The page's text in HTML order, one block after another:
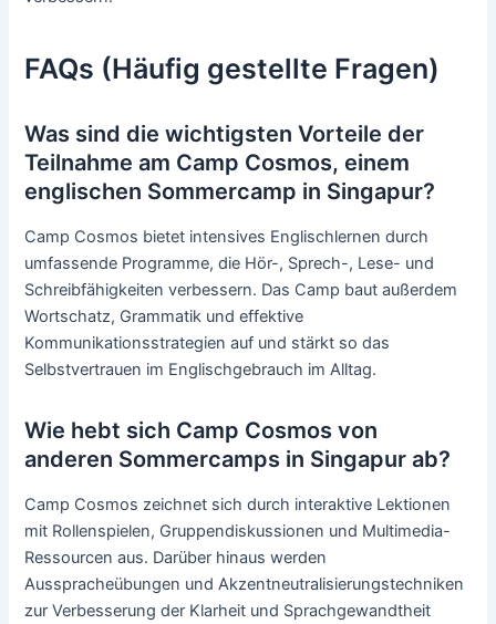
FAQs (Häufig gestellte Fragen)
Was sind die wichtigsten Vorteile der
Teilnahme am Camp Cosmos, einem
englischen Sommercamp in Singapur?
Camp Cosmos bietet intensives Englischlernen durch
umfassende Programme, die Hör-, Sprech-, Lese- und
Schreibfähigkeiten verbessern. Das Camp baut außerdem
Wortschatz, Grammatik und effektive
Kommunikationsstrategien auf und stärkt so das
Selbstvertrauen im Englischgebrauch im Alltag.
Wie hebt sich Camp Cosmos von
anderen Sommercamps in Singapur ab?
Camp Cosmos zeichnet sich durch interaktive Lektionen
mit Rollenspielen, Gruppendiskussionen und Multimedia-
Ressourcen aus. Darüber hinaus werden
Ausspracheübungen und Akzentneutralisierungstechniken
zur Verbesserung der Klarheit und Sprachgewandtheit